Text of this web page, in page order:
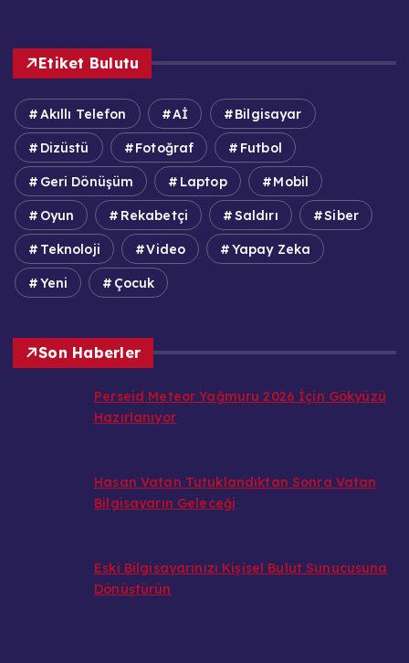
Etiket Bulutu
Akıllı Telefon Aİ Bilgisayar
Dizüstü Fotoğraf Futbol
Geri Dönüşüm Laptop Mobil
Oyun Rekabetçi Saldırı Siber
Teknoloji Video Yapay Zeka
Yeni Çocuk
Son Haberler
Perseid Meteor Yağmuru 2026 İçin Gökyüzü
Hazırlanıyor
Hasan Vatan Tutuklandıktan Sonra Vatan
Bilgisayarın Geleceği
Eski Bilgisayarınızı Kişisel Bulut Sunucusuna
Dönüştürün